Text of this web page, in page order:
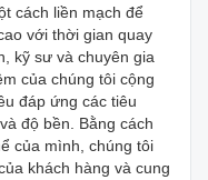
cách liền mạch để
với thời gian quay
kỹ sư và chuyên gia
của chúng tôi cộng
đáp ứng các tiêu
độ bền. Bằng cách
của mình, chúng tôi
khách hàng và cung